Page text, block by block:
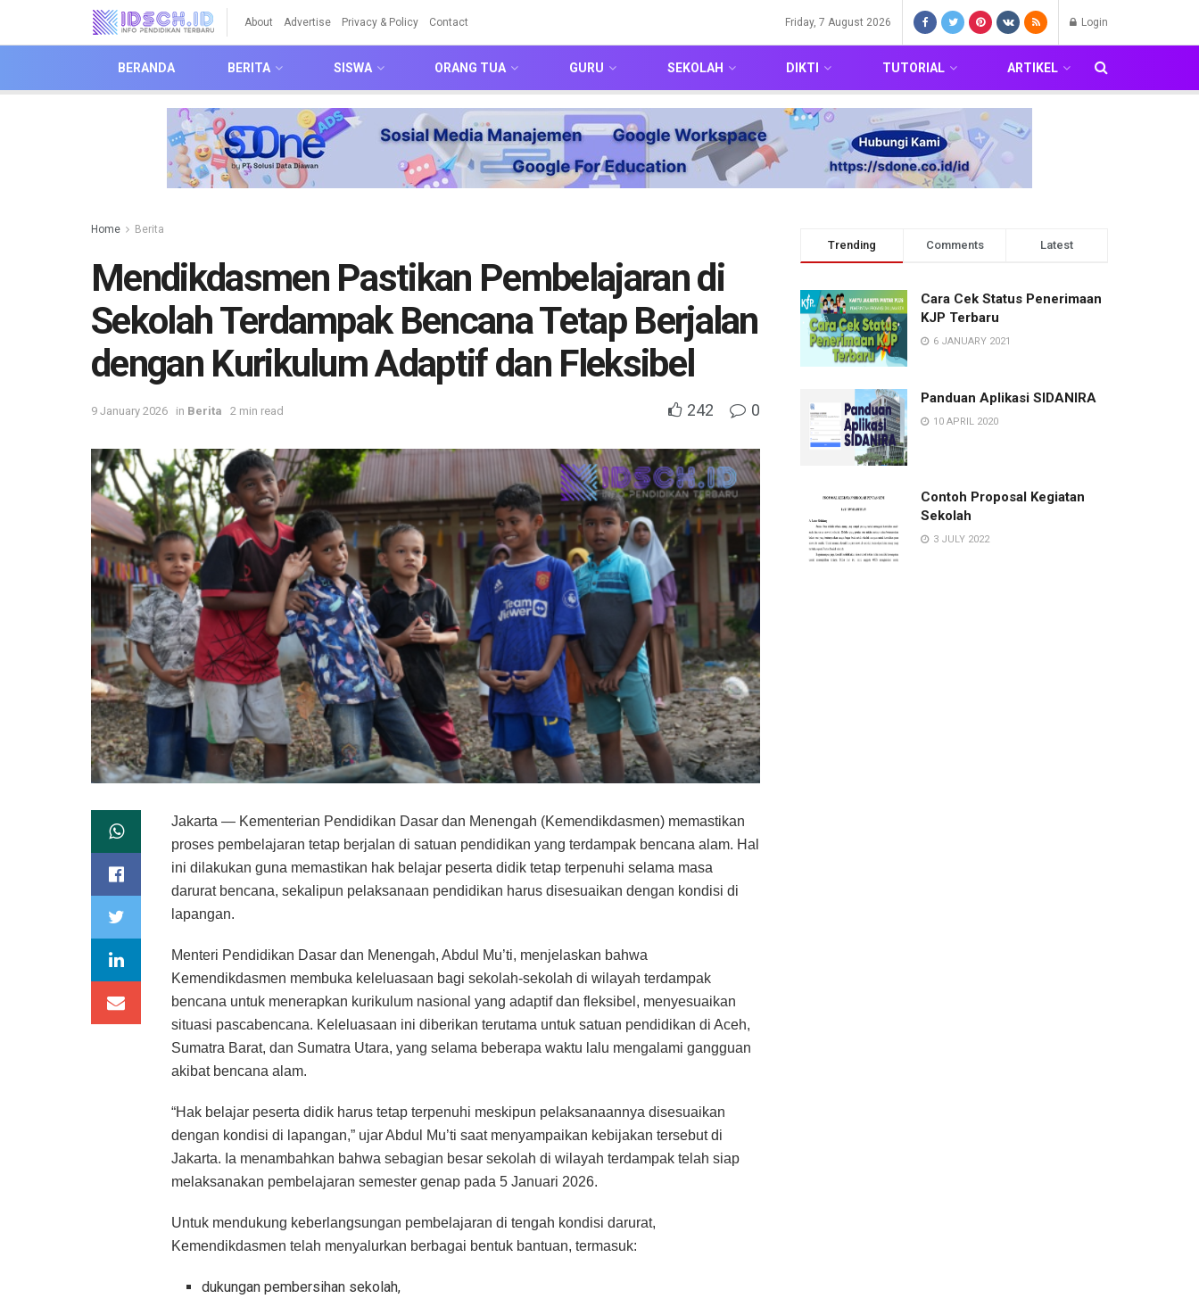
About Advertise Privacy & Policy Contact Friday, 7 August 2026 Login
BERANDA BERITA SISWA ORANG TUA GURU SEKOLAH DIKTI TUTORIAL ARTIKEL
Home Berita
Mendikdasmen Pastikan Pembelajaran di
Sekolah Terdampak Bencana Tetap Berjalan
dengan Kurikulum Adaptif dan Fleksibel
9 January 2026 in Berita 2 min read 242 0
Jakarta — Kementerian Pendidikan Dasar dan Menengah (Kemendikdasmen) memastikan
proses pembelajaran tetap berjalan di satuan pendidikan yang terdampak bencana alam. Hal
ini dilakukan guna memastikan hak belajar peserta didik tetap terpenuhi selama masa
darurat bencana, sekalipun pelaksanaan pendidikan harus disesuaikan dengan kondisi di
lapangan.
Menteri Pendidikan Dasar dan Menengah, Abdul Mu’ti, menjelaskan bahwa
Kemendikdasmen membuka keleluasaan bagi sekolah-sekolah di wilayah terdampak
bencana untuk menerapkan kurikulum nasional yang adaptif dan fleksibel, menyesuaikan
situasi pascabencana. Keleluasaan ini diberikan terutama untuk satuan pendidikan di Aceh,
Sumatra Barat, dan Sumatra Utara, yang selama beberapa waktu lalu mengalami gangguan
akibat bencana alam.
“Hak belajar peserta didik harus tetap terpenuhi meskipun pelaksanaannya disesuaikan
dengan kondisi di lapangan,” ujar Abdul Mu’ti saat menyampaikan kebijakan tersebut di
Jakarta. Ia menambahkan bahwa sebagian besar sekolah di wilayah terdampak telah siap
melaksanakan pembelajaran semester genap pada 5 Januari 2026.
Untuk mendukung keberlangsungan pembelajaran di tengah kondisi darurat,
Kemendikdasmen telah menyalurkan berbagai bentuk bantuan, termasuk:
dukungan pembersihan sekolah,
Trending Comments Latest
Cara Cek Status Penerimaan
KJP Terbaru
6 JANUARY 2021
Panduan Aplikasi SIDANIRA
10 APRIL 2020
Contoh Proposal Kegiatan
Sekolah
3 JULY 2022